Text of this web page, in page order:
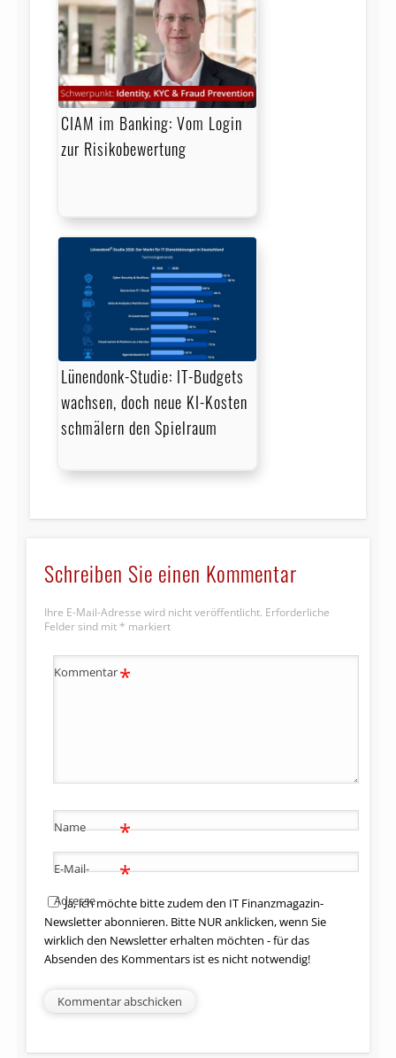
CIAM im Banking: Vom Login
zur Risikobewertung
Lünendonk-Studie: IT-Budgets
wachsen, doch neue KI-Kosten
schmälern den Spielraum
Schreiben Sie einen Kommentar
Ihre E-Mail-Adresse wird nicht veröffentlicht. Erforderliche
Felder sind mit * markiert
Kommentar*
Name *
E-Mail-
Adresse
*
Ja, ich möchte bitte zudem den IT Finanzmagazin-
Newsletter abonnieren. Bitte NUR anklicken, wenn Sie
wirklich den Newsletter erhalten möchten - für das
Absenden des Kommentars ist es nicht notwendig!